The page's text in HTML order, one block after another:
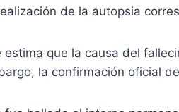
de la autopsia
estima que la causa del
la confirmación oficial